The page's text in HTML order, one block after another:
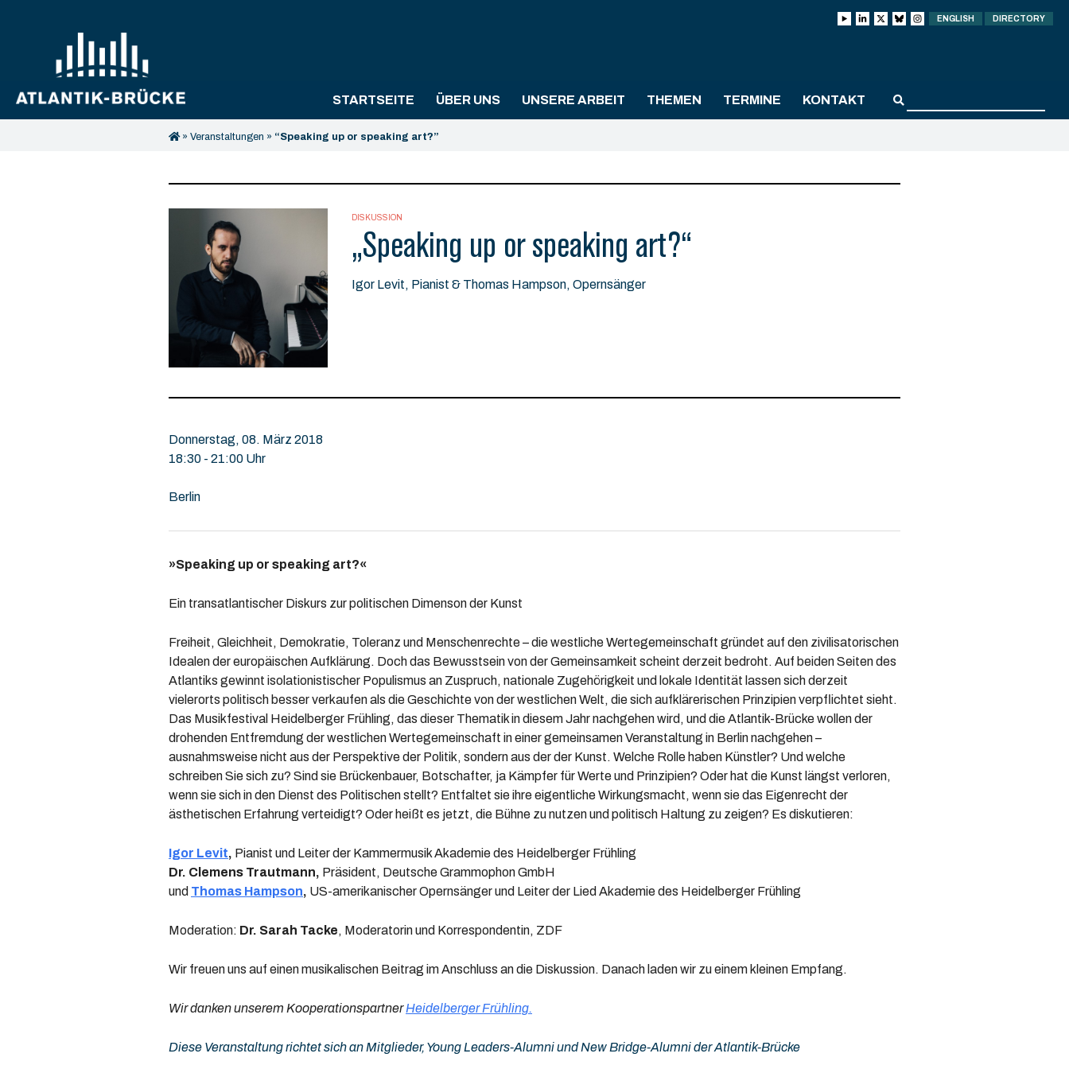
ENGLISH DIRECTORY
STARTSEITE ÜBER UNS UNSERE ARBEIT THEMEN TERMINE KONTAKT
» Veranstaltungen » “Speaking up or speaking art?”
DISKUSSION
„Speaking up or speaking art?“
Igor Levit, Pianist & Thomas Hampson, Opernsänger
Donnerstag, 08. März 2018
18:30 - 21:00 Uhr
Berlin
»Speaking up or speaking art?«
Ein transatlantischer Diskurs zur politischen Dimenson der Kunst
Freiheit, Gleichheit, Demokratie, Toleranz und Menschenrechte – die westliche Wertegemeinschaft gründet auf den zivilisatorischen
Idealen der europäischen Aufklärung. Doch das Bewusstsein von der Gemeinsamkeit scheint derzeit bedroht. Auf beiden Seiten des
Atlantiks gewinnt isolationistischer Populismus an Zuspruch, nationale Zugehörigkeit und lokale Identität lassen sich derzeit
vielerorts politisch besser verkaufen als die Geschichte von der westlichen Welt, die sich aufklärerischen Prinzipien verpflichtet sieht.
Das Musikfestival Heidelberger Frühling, das dieser Thematik in diesem Jahr nachgehen wird, und die Atlantik-Brücke wollen der
drohenden Entfremdung der westlichen Wertegemeinschaft in einer gemeinsamen Veranstaltung in Berlin nachgehen –
ausnahmsweise nicht aus der Perspektive der Politik, sondern aus der der Kunst. Welche Rolle haben Künstler? Und welche
schreiben Sie sich zu? Sind sie Brückenbauer, Botschafter, ja Kämpfer für Werte und Prinzipien? Oder hat die Kunst längst verloren,
wenn sie sich in den Dienst des Politischen stellt? Entfaltet sie ihre eigentliche Wirkungsmacht, wenn sie das Eigenrecht der
ästhetischen Erfahrung verteidigt? Oder heißt es jetzt, die Bühne zu nutzen und politisch Haltung zu zeigen? Es diskutieren:
Igor Levit, Pianist und Leiter der Kammermusik Akademie des Heidelberger Frühling
Dr. Clemens Trautmann, Präsident, Deutsche Grammophon GmbH
und Thomas Hampson, US-amerikanischer Opernsänger und Leiter der Lied Akademie des Heidelberger Frühling
Moderation: Dr. Sarah Tacke, Moderatorin und Korrespondentin, ZDF
Wir freuen uns auf einen musikalischen Beitrag im Anschluss an die Diskussion. Danach laden wir zu einem kleinen Empfang.
Wir danken unserem KooperationspartnerHeidelberger Frühling.
Diese Veranstaltung richtet sich an Mitglieder, Young Leaders-Alumni und New Bridge-Alumni der Atlantik-Brücke